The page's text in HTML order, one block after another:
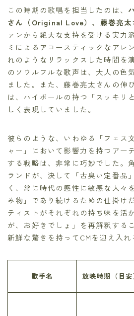
この時期の歌唱を担当したのは、
さん（Original Love）、藤巻亮太
ァンから絶大な支持を受ける実力
ミによるアコースティックなアレ
れのようなリラックスした時間を
のソウルフルな歌声は、大人の色
ました。また、藤巻亮太さんの伸
は、ハイボールの持つ「スッキリ
しく表現していました。
彼らのような、いわゆる「フェス
ャー」において影響力を持つアー
する戦略は、非常に巧妙でした。
ランドが、決して「古臭い定番品
く、常に時代の感性に敏感な人々
み物」であり続けるための仕掛け
ティストがそれぞれの持ち味を活
が、お好きでしょ」を再解釈する
新鮮な驚きを持ってCMを迎え入れ
歌手名 放映時期（目安